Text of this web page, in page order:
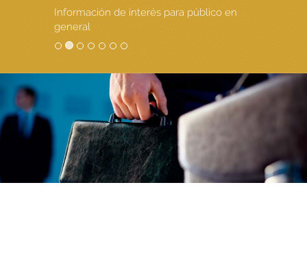
Información de interés para público en
general